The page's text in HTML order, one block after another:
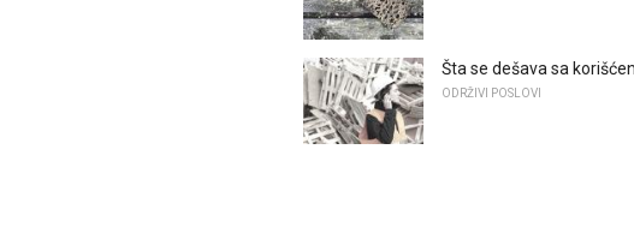
Šta se dešava sa
ODRŽIVI POSLOVI